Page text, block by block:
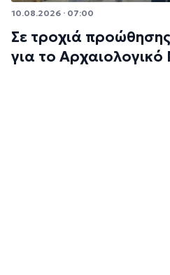
10.08.2026 · 07:00
Σε τροχιά
για το